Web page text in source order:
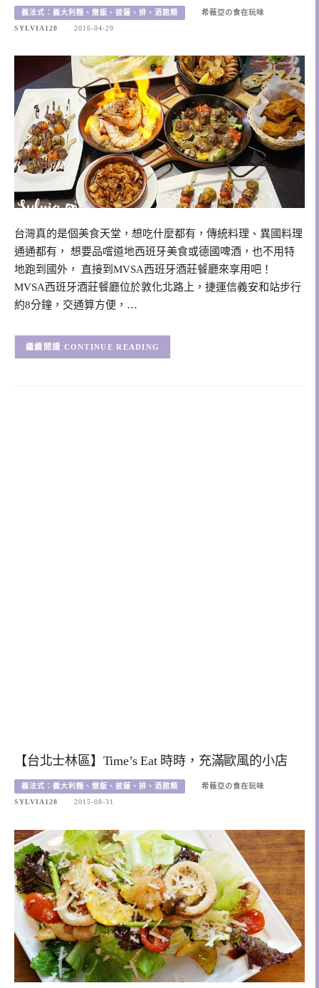
義法式：義大利麵、燉飯、披薩、排、酒館類
希薇亞の食在玩味
SYLVIA128
2016-04-29
台灣真的是個美食天堂，想吃什麼都有，傳統料理、異國料理
通通都有， 想要品嚐道地西班牙美食或德國啤酒，也不用特
地跑到國外， 直接到MVSA西班牙酒莊餐廳來享用吧！
MVSA西班牙酒莊餐廳位於敦化北路上，捷運信義安和站步行
約8分鐘，交通算方便，…
CONTINUE READING
【台北士林區】Time’s Eat 時時，充滿歐風的小店
義法式：義大利麵、燉飯、披薩、排、酒館類
希薇亞の食在玩味
SYLVIA128
2015-08-31